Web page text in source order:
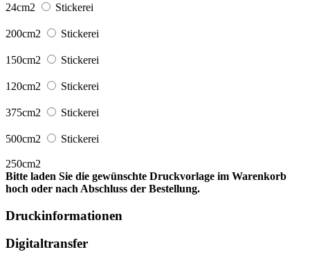
24cm2 Stickerei
200cm2 Stickerei
150cm2 Stickerei
120cm2 Stickerei
375cm2 Stickerei
500cm2 Stickerei
250cm2
Bitte laden Sie die gewünschte Druckvorlage im Warenkorb
hoch oder nach Abschluss der Bestellung.
Druckinformationen
Digitaltransfer